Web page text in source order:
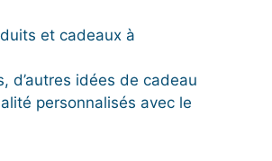
et cadeaux à
d’autres idées de cadeau
personnalisés avec le